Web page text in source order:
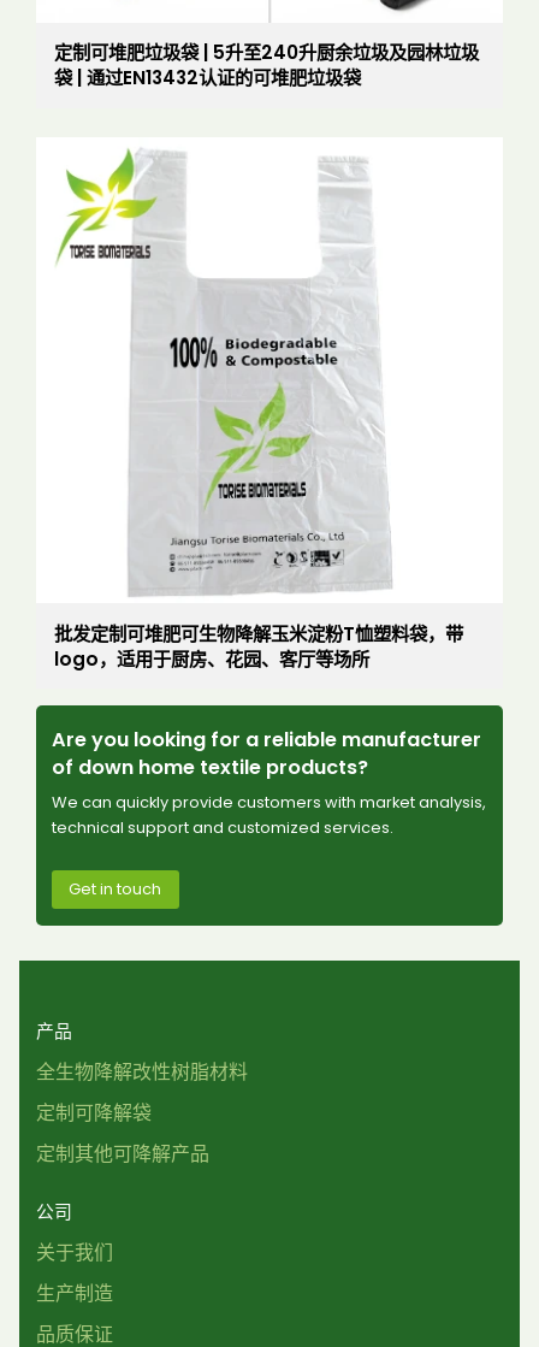
定制可堆肥垃圾袋 | 5升至240升厨余垃圾及园林垃圾
袋 | 通过EN13432认证的可堆肥垃圾袋
批发定制可堆肥可生物降解玉米淀粉T恤塑料袋，带
logo，适用于厨房、花园、客厅等场所
Are you looking for a reliable manufacturer
of down home textile products?
We can quickly provide customers with market analysis,
technical support and customized services.
Get in touch
产品
全生物降解改性树脂材料
定制可降解袋
定制其他可降解产品
公司
关于我们
生产制造
品质保证